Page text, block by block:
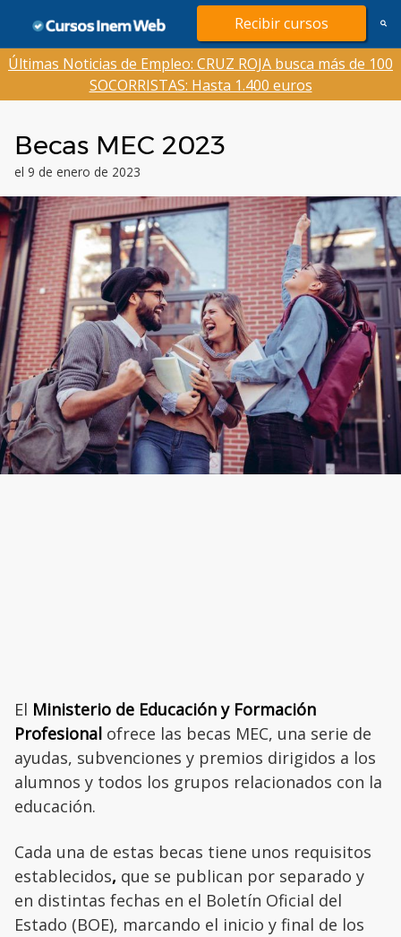
contenido
Recibir cursos
Últimas Noticias de Empleo: CRUZ ROJA busca más de 100
SOCORRISTAS: Hasta 1.400 euros
Becas MEC 2023
el 9 de enero de 2023
El Ministerio de Educación y Formación
Profesional ofrece las becas MEC, una serie de
ayudas, subvenciones y premios dirigidos a los
alumnos y todos los grupos relacionados con la
educación.
Cada una de estas becas tiene unos requisitos
establecidos, que se publican por separado y
en distintas fechas en el Boletín Oficial del
Estado (BOE), marcando el inicio y final de los